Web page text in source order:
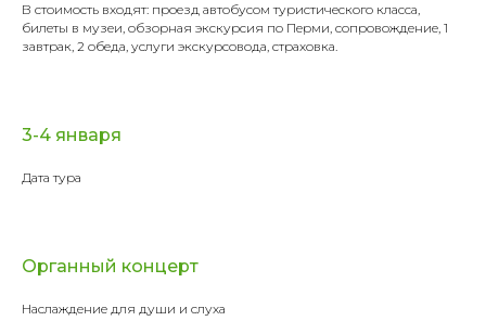
В стоимость входят: проезд автобусом туристического класса,
билеты в музеи, обзорная экскурсия по Перми, сопровождение, 1
завтрак, 2 обеда, услуги экскурсовода, страховка.
3-4 января
Дата тура
Органный концерт
Наслаждение для души и слуха